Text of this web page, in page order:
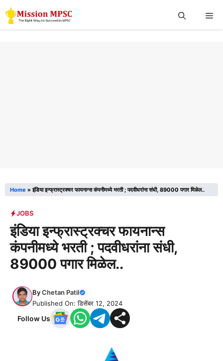
Skip
to
Home »इंडिया इन्फ्रास्ट्रक्चर फायनान्स कंपनीमध्ये भरती ; पदवीधरांना संधी, 89000 पगार मिळेल..
JOBS
इंडिया इन्फ्रास्ट्रक्चर फायनान्स
कंपनीमध्ये भरती ; पदवीधरांना संधी,
89000 पगार मिळेल..
ByChetan Patil
Published On: डिसेंबर 12, 2024
Follow Us